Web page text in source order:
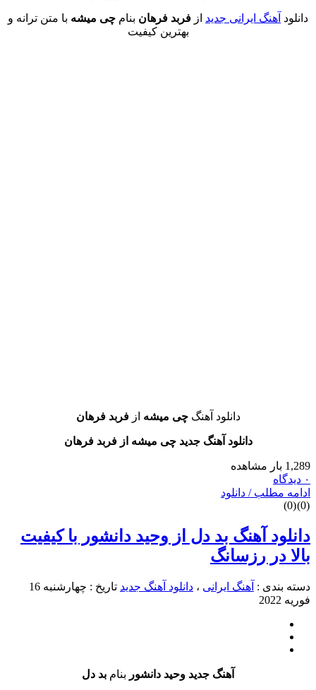
ایرانی جدید از فربد فرهانبنامچی میشهبا متن ترانه و
بهترین کیفیت
دانلود آهنگچی میشهازفربد فرهان
دانلود آهنگ جدید چی میشه از فربد فرهان
/ دانلود
آهنگ بد دل از وحید دانشور با کیفیت
رزسانگ
:آهنگ ایرانی، دانلود آهنگ جدید تاریخ : چهارشنبه 16
آهنگ جدید وحید دانشور بنامبد دل